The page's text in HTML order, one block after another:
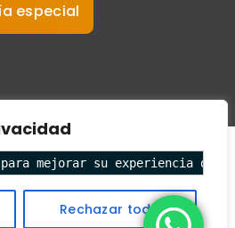
mejorar su experiencia de
Rechazar todo
especial